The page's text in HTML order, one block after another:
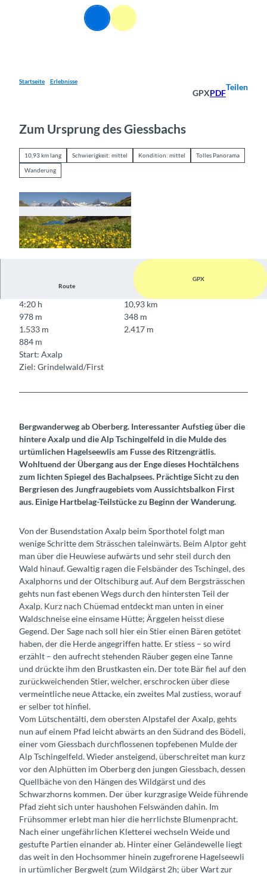
Suche Menü
Startseite Erlebnisse
GPXPDF
Teilen
Zum Ursprung des Giessbachs
10,93 km lang Schwierigkeit: mittel Kondition: mittel Tolles Panorama
Wanderung
Route
GPX
4:20 h
10,93 km
978 m
348 m
1.533 m
2.417 m
884 m
Start: Axalp
Ziel: Grindelwald/First
Bergwanderweg ab Oberberg. Interessanter Aufstieg über die
hintere Axalp und die Alp Tschingelfeld in die Mulde des
urtümlichen Hagelseewlis am Fusse des Ritzengrätlis.
Wohltuend der Übergang aus der Enge dieses Hochtälchens
zum lichten Spiegel des Bachalpsees. Prächtige Sicht zu den
Bergriesen des Jungfraugebiets vom Aussichtsbalkon First
aus. Einige Hartbelag-Teilstücke zu Beginn der Wanderung.
Von der Busendstation Axalp beim Sporthotel folgt man
wenige Schritte dem Strässchen taleinwärts. Beim Alptor geht
man über die Heuwiese aufwärts und sehr steil durch den
Wald hinauf. Gewaltig ragen die Felsbänder des Tschingel, des
Axalphorns und der Oltschiburg auf. Auf dem Bergsträsschen
gehts nun fast ebenen Wegs durch den hintersten Teil der
Axalp. Kurz nach Chüemad entdeckt man unten in einer
Waldschneise eine einsame Hütte; Ärggelen heisst diese
Gegend. Der Sage nach soll hier ein Stier einen Bären getötet
haben, der die Herde angegriffen hatte. Er stiess – so wird
erzählt – den aufrecht stehenden Räuber gegen eine Tanne
und drückte ihm den Brustkasten ein. Der tote Bär fiel auf den
zurückweichenden Stier, welcher, erschrocken über diese
vermeintliche neue Attacke, ein zweites Mal zustiess, worauf
er selber tot hinfiel.
Vom Lütschentälti, dem obersten Alpstafel der Axalp, gehts
nun auf einem Pfad leicht abwärts an den Südrand des Bödeli,
einer vom Giessbach durchflossenen topfebenen Mulde der
Alp Tschingelfeld. Wieder ansteigend, überschreitet man kurz
vor den Alphütten im Oberberg den jungen Giessbach, dessen
Quellbäche von den Hängen des Wildgärst und des
Schwarzhorns kommen. Der über kurzgrasige Weide führende
Pfad zieht sich unter haushohen Felswänden dahin. Im
Frühsommer erlebt man hier die herrlichste Blumenpracht.
Nach einer ungefährlichen Kletterei wechseln Weide und
gestufte Partien einander ab. Hinter einer Geländewelle liegt
das weit in den Hochsommer hinein zugefrorene Hagelseewli
in urtümlicher Bergwelt (zum Wildgärst 2h; über Wart zur